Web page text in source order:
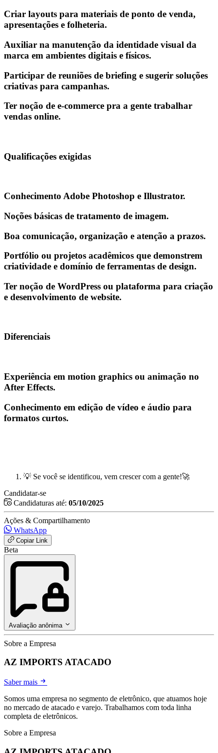
Criar layouts para materiais de ponto de venda,
apresentações e folheteria.
Auxiliar na manutenção da identidade visual da
marca em ambientes digitais e físicos.
Participar de reuniões de briefing e sugerir soluções
criativas para campanhas.
Ter noção de e-commerce pra a gente trabalhar
vendas online.
Qualificações exigidas
Conhecimento Adobe Photoshop e Illustrator.
Noções básicas de tratamento de imagem.
Boa comunicação, organização e atenção a prazos.
Portfólio ou projetos acadêmicos que demonstrem
criatividade e domínio de ferramentas de design.
Ter noção de WordPress ou plataforma para criação
e desenvolvimento de website.
Diferenciais
Experiência em motion graphics ou animação no
After Effects.
Conhecimento em edição de vídeo e áudio para
formatos curtos.
💡 Se você se identificou, vem crescer com a gente!🚀
Candidatar-se
Candidaturas até: 05/10/2025
Ações & Compartilhamento
WhatsApp
Copiar Link
Beta
Avaliação anônima
Sobre a Empresa
AZ IMPORTS ATACADO
Saber mais
Somos uma empresa no segmento de eletrônico, que atuamos hoje
no mercado de atacado e varejo. Trabalhamos com toda linha
completa de eletrônicos.
Sobre a Empresa